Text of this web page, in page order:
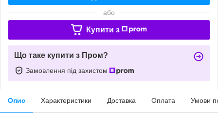
або
Купити з
Що таке купити з Пром?
Замовлення під захистом
Опис Характеристики Доставка Оплата Умови